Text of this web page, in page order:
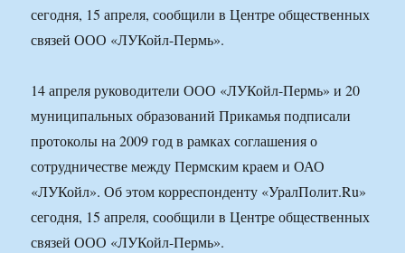
сегодня, 15 апреля, сообщили в Центре общественных
связей ООО «ЛУКойл-Пермь».
14 апреля руководители ООО «ЛУКойл-Пермь» и 20
муниципальных образований Прикамья подписали
протоколы на 2009 год в рамках соглашения о
сотрудничестве между Пермским краем и ОАО
«ЛУКойл». Об этом корреспонденту «УралПолит.Ru»
сегодня, 15 апреля, сообщили в Центре общественных
связей ООО «ЛУКойл-Пермь».